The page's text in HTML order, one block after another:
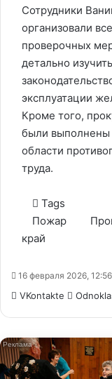
Сотрудники
организовали
проверочных
детально
эксплуатации
Кроме того,
были выполнены
области
труда.
Tags
Пожар
край
16 февраля 2026, 12:56
VKontakte